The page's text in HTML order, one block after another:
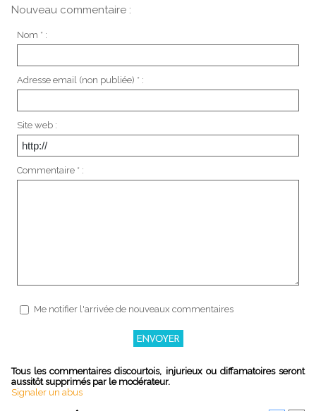
Nouveau commentaire :
Nom * :
Adresse email (non publiée) * :
Site web :
Commentaire * :
Me notifier l'arrivée de nouveaux commentaires
Tous les commentaires discourtois, injurieux ou diffamatoires seront
aussitôt supprimés par le modérateur.
Signaler un abus